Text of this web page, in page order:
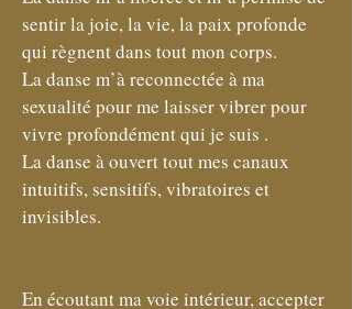
sentir la joie, la vie, la paix profonde
qui règnent dans tout mon corps.
La danse m’à reconnectée à ma
sexualité pour me laisser vibrer pour
vivre profondément qui je suis .
La danse à ouvert tout mes canaux
intuitifs, sensitifs, vibratoires et
invisibles.
En écoutant ma voie intérieur, accepter